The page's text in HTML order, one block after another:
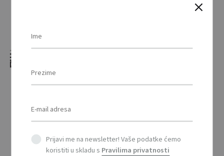
Set za tenis na plaži /
tennis game
Prijavi me na newsletter! Vaše podatke ćemo
koristiti u skladu s Pravilima privatnosti